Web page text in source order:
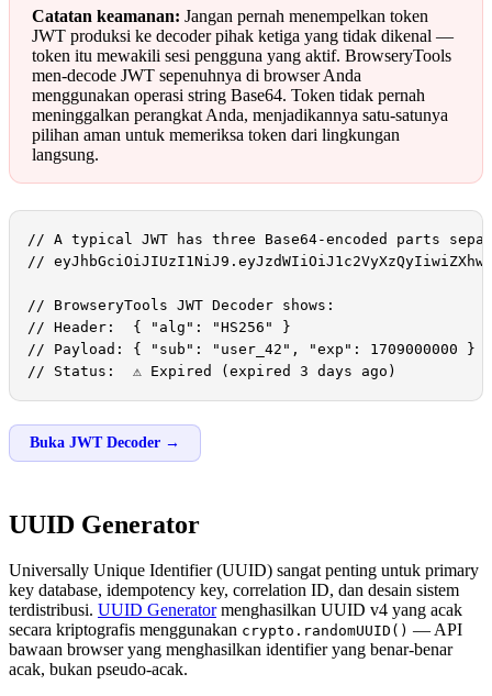
Catatan keamanan: Jangan pernah menempelkan token
JWT produksi ke decoder pihak ketiga yang tidak dikenal —
token itu mewakili sesi pengguna yang aktif. BrowseryTools
men-decode JWT sepenuhnya di browser Anda
menggunakan operasi string Base64. Token tidak pernah
meninggalkan perangkat Anda, menjadikannya satu-satunya
pilihan aman untuk memeriksa token dari lingkungan
langsung.
// A typical JWT has three Base64-encoded parts
//
// BrowseryTools JWT Decoder shows:
// Header:  { "alg": "HS256" }
// Payload: { "sub": "user_42", "exp": 1709000000 }
// Status:  ⚠ Expired (expired 3 days ago)
Buka JWT Decoder →
UUID Generator
Universally Unique Identifier (UUID) sangat penting untuk primary
key database, idempotency key, correlation ID, dan desain sistem
terdistribusi. UUID Generatormenghasilkan UUID v4 yang acak
secara kriptografis menggunakan crypto.randomUUID() — API
bawaan browser yang menghasilkan identifier yang benar-benar
acak, bukan pseudo-acak.